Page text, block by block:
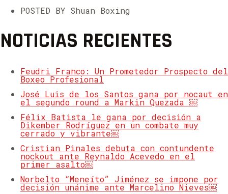
POSTED BY Shuan Boxing
NOTICIAS RECIENTES
Feudri Franco: Un Prometedor Prospecto del
Boxeo Profesional
José Luis de los Santos gana por nocaut en
el segundo round a Markin Quezada ￼
Félix Batista le gana por decisión a
Dikember Rodríguez en un combate muy
cerrado y vibrante￼
Cristian Pinales debuta con contundente
nockout ante Reynaldo Acevedo en el
primer asalto￼
Norbelto “Meneíto” Jiménez se impone por
decisión unánime ante Marcelino Nieves￼